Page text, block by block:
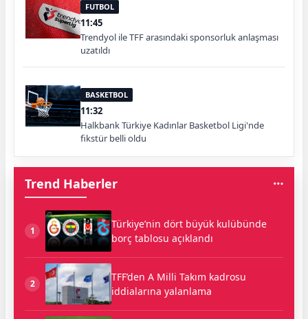
FUTBOL
11:45
Trendyol ile TFF arasındaki sponsorluk anlaşması
uzatıldı
BASKETBOL
11:32
Halkbank Türkiye Kadınlar Basketbol Ligi'nde
fikstür belli oldu
Trend Haberler
1
Türkiye’nin dört büyük kulübünde
borç tablosu açıklandı
2
TFF’den A Milli Takım kadrosu
iddialarına yalanlama